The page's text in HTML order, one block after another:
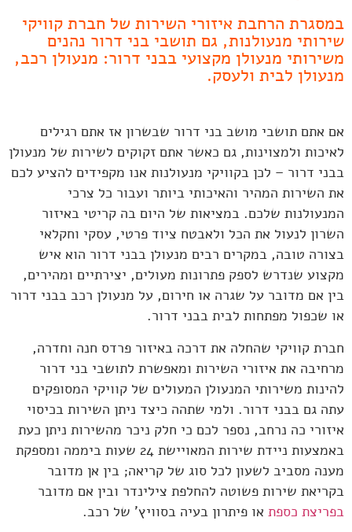
במסגרת הרחבת איזורי השירות של חברת קוויקי
שירותי מנעולנות, גם תושבי בני דרור נהנים
משירותי מנעולן מקצועי בבני דרור: מנעולן רכב,
מנעולן לבית ולעסק.
אם אתם תושבי מושב בני דרור שבשרון אז אתם רגילים
לאיכות ולמצוינות, גם כאשר אתם זקוקים לשירות של מנעולן
בבני דרור – לכן בקוויקי מנעולנות אנו מקפידים להציע לכם
את השירות המהיר והאיכותי ביותר ועבור כל צרכי
המנעולנות שלכם. במציאות של היום בה קריטי באיזור
השרון לנעול את הכל ולאבטח ציוד פרטי, עסקי וחקלאי
בצורה טובה, במקרים רבים מנעולן בבני דרור הוא איש
מקצוע שנדרש לספק פתרונות מעולים, יצירתיים ומהירים,
בין אם מדובר על שגרה או חירום, על מנעולן רכב בבני דרור
או שכפול מפתחות לבית בבני דרור.
חברת קוויקי שהחלה את דרכה באיזור פרדס חנה וחדרה,
מרחיבה את איזורי השירות ומאפשרת לתושבי בני דרור
להינות משירותי המנעולן המעולים של קוויקי המסופקים
עתה גם בבני דרור. ולמי שתהה כיצד ניתן השירות בכיסוי
איזורי כה נרחב, נספר לכם כי חלק ניכר מהשירות ניתן כעת
באמצעות ניידת שירות המאויישת 24 שעות ביממה ומספקת
מענה מסביב לשעון לכל סוג של קריאה; בין אן מדובר
בקריאת שירות פשוטה להחלפת צילינדר ובין אם מדובר
בפריצת כספת או פיתרון בעיה בסוויץ' של רכב.